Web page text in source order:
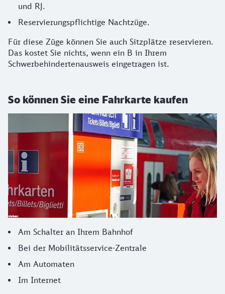
und RJ.
Reservierungspflichtige Nachtzüge.
Für diese Züge können Sie auch Sitzplätze reservieren.
Das kostet Sie nichts, wenn ein B in Ihrem
Schwerbehindertenausweis eingetragen ist.
So können Sie eine Fahrkarte kaufen
Am Schalter an Ihrem Bahnhof
Bei der Mobilitätsservice-Zentrale
Am Automaten
Im Internet